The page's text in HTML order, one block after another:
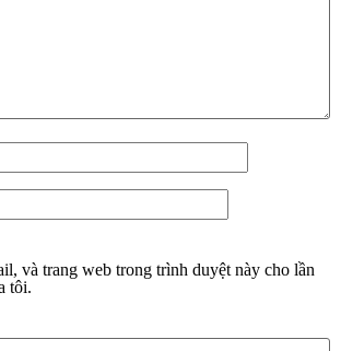
và trang web trong trình duyệt này cho lần
tôi.